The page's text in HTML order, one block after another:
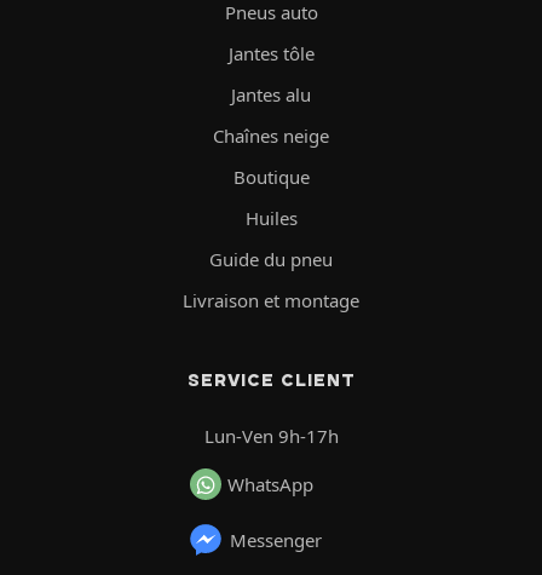
Pneus auto
Jantes tôle
Jantes alu
Chaînes neige
Boutique
Huiles
Guide du pneu
Livraison et montage
SERVICE CLIENT
Lun-Ven 9h-17h
WhatsApp
Messenger